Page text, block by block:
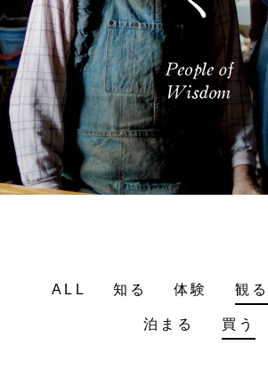
ALL 知る 体験 観る
泊まる 買う